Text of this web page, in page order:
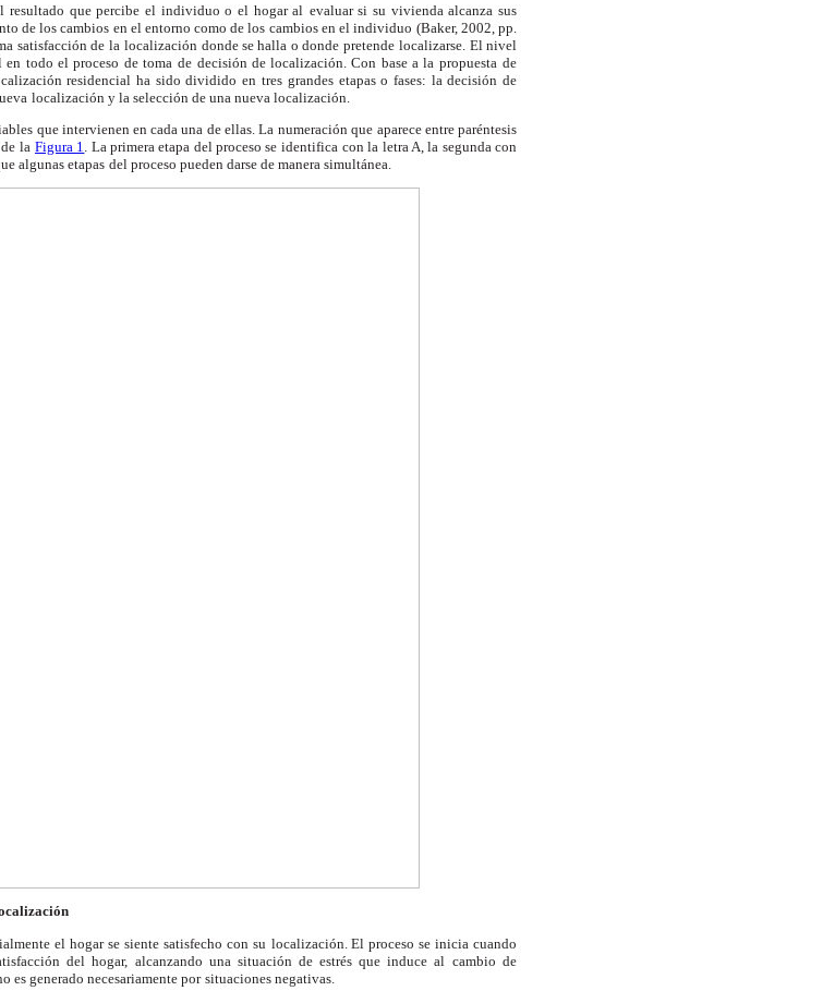
resultado que percibe el individuo o el hogar al evaluar si su vivienda alcanza sus
de los cambios en el entorno como de los cambios en el individuo (Baker, 2002, pp.
satisfacción de la localización donde se halla o donde pretende localizarse. El nivel
en todo el proceso de toma de decisión de localización. Con base a la propuesta de
residencial ha sido dividido en tres grandes etapas o fases: la decisión de
localización y la selección de una nueva localización.
que intervienen en cada una de ellas. La numeración que aparece entre paréntesis
la Figura 1. La primera etapa del proceso se identifica con la letra A, la segunda con
algunas etapas del proceso pueden darse de manera simultánea.
el hogar se siente satisfecho con su localización. El proceso se inicia cuando
del hogar, alcanzando una situación de estrés que induce al cambio de
es generado necesariamente por situaciones negativas.